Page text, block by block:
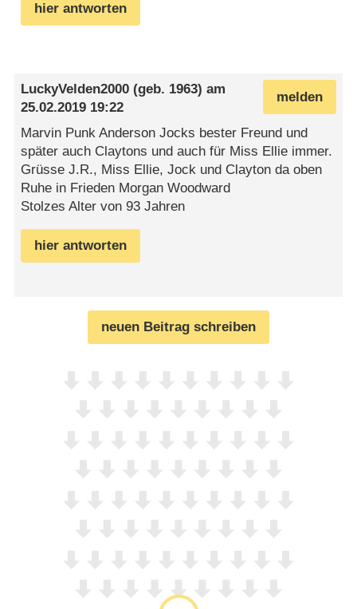
hier antworten
melden
LuckyVelden2000 (geb. 1963) am
25.02.2019 19:22
Marvin Punk Anderson Jocks bester Freund und
später auch Claytons und auch für Miss Ellie immer.
Grüsse J.R., Miss Ellie, Jock und Clayton da oben
Ruhe in Frieden Morgan Woodward
Stolzes Alter von 93 Jahren
hier antworten
neuen Beitrag schreiben